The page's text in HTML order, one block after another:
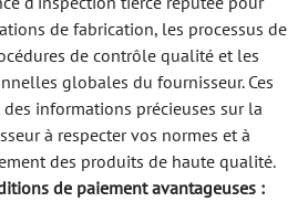
de fabrication, les processus de
de contrôle qualité et les
globales du fournisseur. Ces
informations précieuses sur la
à respecter vos normes et à
des produits de haute qualité.
de paiement avantageuses :